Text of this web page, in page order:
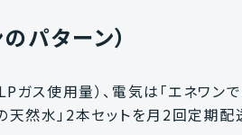
パターン）
ガス使用量）、電気は「エネワ
然水」2本セットを月2回定期配